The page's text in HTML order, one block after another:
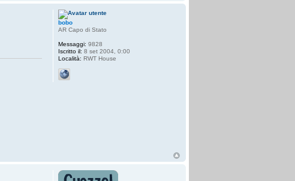
bobo
AR Capo di Stato
Messaggi: 9828
Iscritto il: 8 set 2004, 0:00
Località: RWT House